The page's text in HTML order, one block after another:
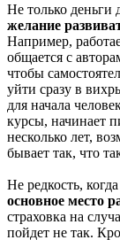
Не только деньги
желание
Например,
общается с
чтобы
уйти сразу в
для начала
курсы, начинает
несколько лет,
бывает так, что
Не редкость,
основное место
страховка на
пойдет не так.